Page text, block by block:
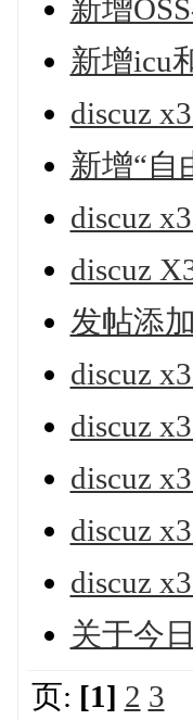
新增
新增icu
discuz
新增“自
discuz
discuz
发帖添
discuz
discuz
discuz
discuz
discuz
关于今
页: [1] 2 3